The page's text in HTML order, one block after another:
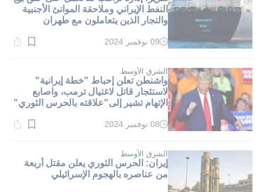
النفط الإيراني وملاحقة الموانئ الأجنبية
والتجار الذين يتعاملون مع طهران
وقت
دقيقة.
09 نوفمبر 2024
الشرق الأوسط
واشنطن تعلن إحباط "خطة إيرانية"
لاستئجار قاتل لاغتيال ترمب، واصابع
الإتهام تشير إلى"علاقته بالحرس الثوري"
وقت
دقيقة.
08 نوفمبر 2024
الشرق الأوسط
إيران: الحرس الثوري يعلن مقتل أربعة
من عناصره بالهجوم الإسرائيلي